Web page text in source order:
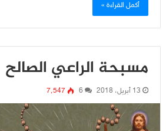
أكمل القراءة »
مسبحة الراعي الصالح
13 أبريل، 2018 6 7٬547